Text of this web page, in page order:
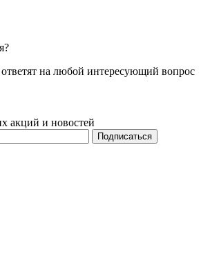
на любой интересующий вопрос
акций и новостей
Подписаться